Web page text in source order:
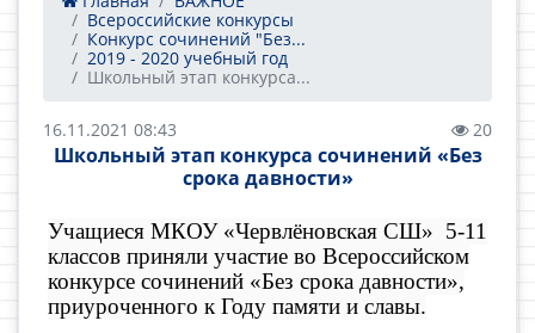
Всероссийские конкурсы
Конкурс сочинений "Без...
2019 - 2020 учебный год
Школьный этап конкурса...
16.11.2021 08:43 20
Школьный этап конкурса сочинений «Без
срока давности»
Учащиеся МКОУ «Червлёновская СШ» 5-11
классов приняли участие во Всероссийском
конкурсе сочинений «Без срока давности»,
приуроченного к Году памяти и славы.